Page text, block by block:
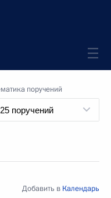
поручений
Добавить в Календарь